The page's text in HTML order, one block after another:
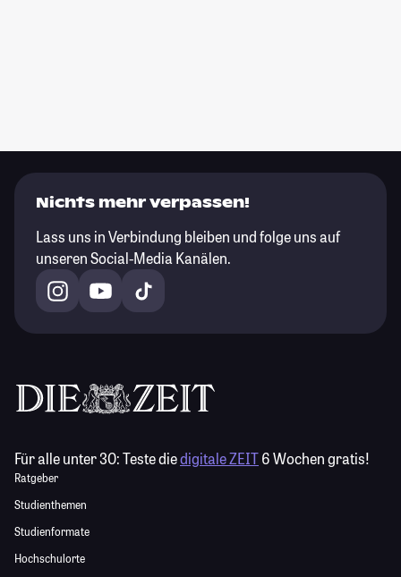
Nichts mehr verpassen!
Lass uns in Verbindung bleiben und folge uns auf
unseren Social-Media Kanälen.
Für alle unter 30:Teste diedigitale ZEIT6 Wochen gratis!
Ratgeber
Studienthemen
Studienformate
Hochschulorte